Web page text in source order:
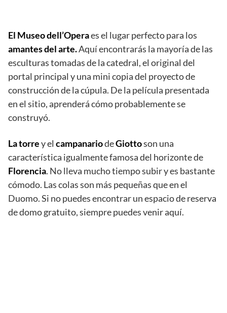
El Museo dell’Operaes el lugar perfecto para los
amantes del arte.Aquí encontrarás la mayoría de las
esculturas tomadas de la catedral, el original del
portal principal y una mini copia del proyecto de
construcción de la cúpula. De la película presentada
en el sitio, aprenderá cómo probablemente se
construyó.
La torrey el campanariodeGiottoson una
característica igualmente famosa del horizonte de
Florencia. No lleva mucho tiempo subir y es bastante
cómodo. Las colas son más pequeñas que en el
Duomo. Si no puedes encontrar un espacio de reserva
de domo gratuito, siempre puedes venir aquí.